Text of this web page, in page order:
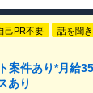
己PR不要 話を聞
案件あり*月給
あり